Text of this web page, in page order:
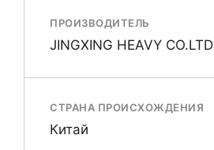
ПРОИЗВОДИТЕЛЬ
JINGXING HEAVY CO.LTD
СТРАНА ПРОИСХОЖДЕНИЯ
Китай